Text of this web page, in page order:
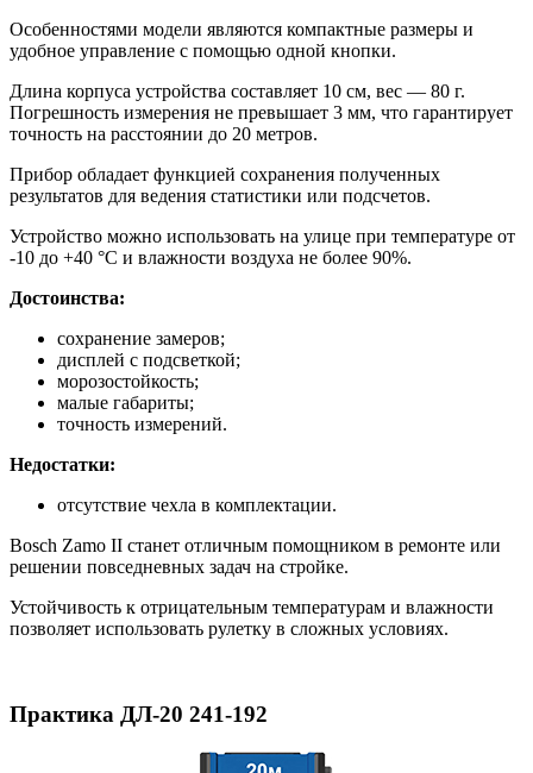
Особенностями модели являются компактные размеры и
удобное управление с помощью одной кнопки.
Длина корпуса устройства составляет 10 см, вес — 80 г.
Погрешность измерения не превышает 3 мм, что гарантирует
точность на расстоянии до 20 метров.
Прибор обладает функцией сохранения полученных
результатов для ведения статистики или подсчетов.
Устройство можно использовать на улице при температуре от
-10 до +40 °С и влажности воздуха не более 90%.
Достоинства:
сохранение замеров;
дисплей с подсветкой;
морозостойкость;
малые габариты;
точность измерений.
Недостатки:
отсутствие чехла в комплектации.
Bosch Zamo II станет отличным помощником в ремонте или
решении повседневных задач на стройке.
Устойчивость к отрицательным температурам и влажности
позволяет использовать рулетку в сложных условиях.
Практика ДЛ-20 241-192